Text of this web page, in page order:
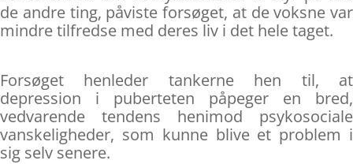
de andre ting, påviste forsøget, at de voksne var
mindre tilfredse med deres liv i det hele taget.
Forsøget henleder tankerne hen til, at
depression i puberteten påpeger en bred,
vedvarende tendens henimod psykosociale
vanskeligheder, som kunne blive et problem i
sig selv senere.